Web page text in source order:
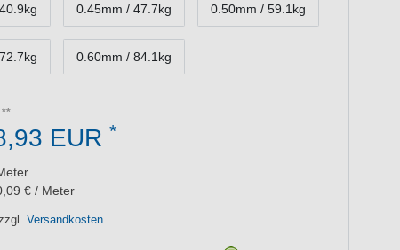
0.45mm / 47.7kg 0.50mm / 59.1kg
0.60mm / 84.1kg
EUR *
€ / Meter
Versandkosten